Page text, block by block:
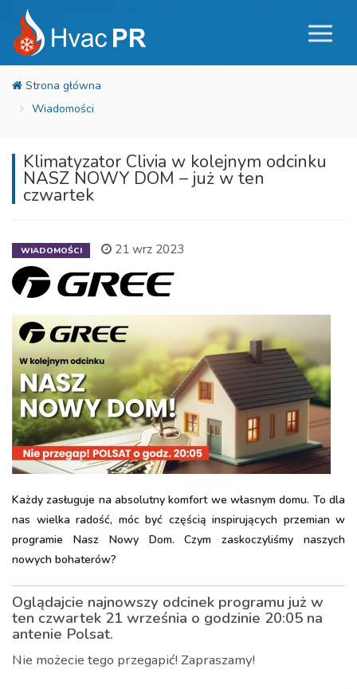
Wiadomości
Klimatyzator Clivia w kolejnym odcinku
NASZ NOWY DOM – już w ten
czwartek
WIADOMOŚCI 21 wrz 2023
Każdy zasługuje na absolutny komfort we własnym domu. To dla
nas wielka radość, móc być częścią inspirujących przemian w
programie Nasz Nowy Dom. Czym zaskoczyliśmy naszych
nowych bohaterów?
Oglądajcie najnowszy odcinek programu już w
ten czwartek 21 września o godzinie 20:05 na
antenie Polsat.
Nie możecie tego przegapić! Zapraszamy!